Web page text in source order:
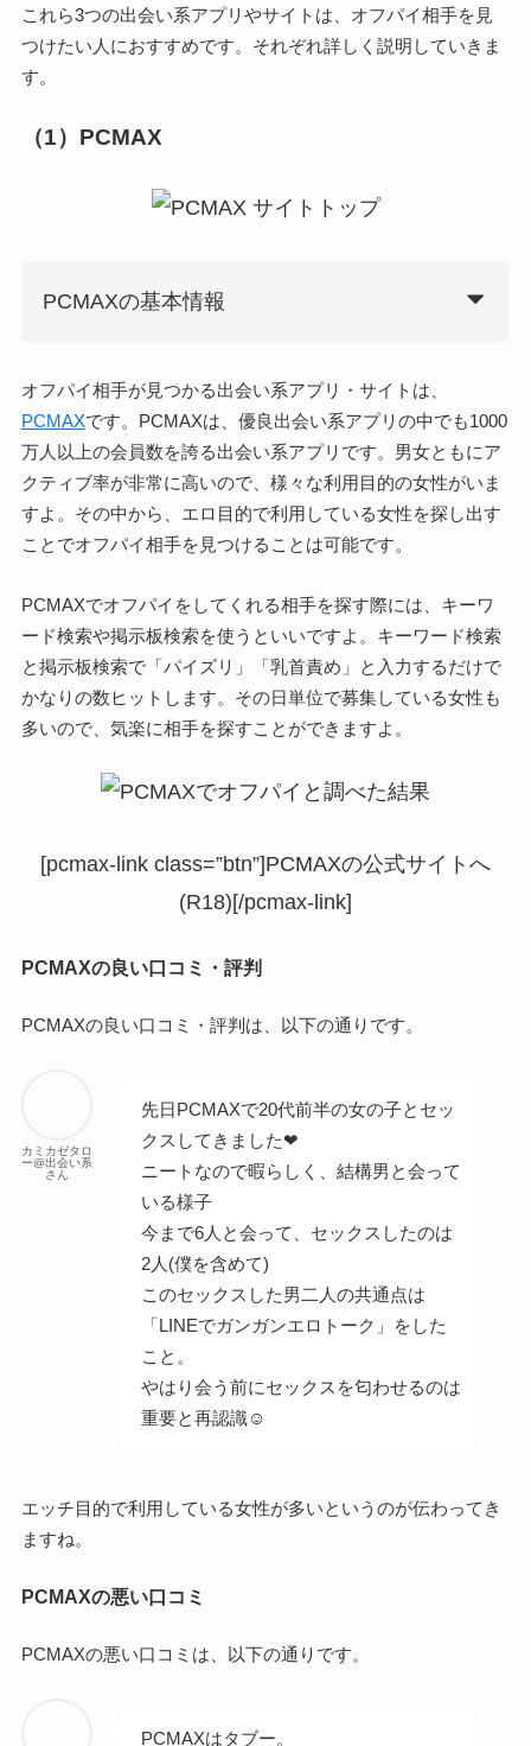
これら3つの出会い系アプリやサイトは、オフパイ相手を見
つけたい人におすすめです。それぞれ詳しく説明していきま
す。
（1）PCMAX
PCMAXの基本情報
オフパイ相手が見つかる出会い系アプリ・サイトは、
PCMAXです。PCMAXは、優良出会い系アプリの中でも1000
万人以上の会員数を誇る出会い系アプリです。男女ともにア
クティブ率が非常に高いので、様々な利用目的の女性がいま
すよ。その中から、エロ目的で利用している女性を探し出す
ことでオフパイ相手を見つけることは可能です。
PCMAXでオフパイをしてくれる相手を探す際には、キーワ
ード検索や掲示板検索を使うといいですよ。キーワード検索
と掲示板検索で「パイズリ」「乳首責め」と入力するだけで
かなりの数ヒットします。その日単位で募集している女性も
多いので、気楽に相手を探すことができますよ。
[pcmax-link class=”btn”]PCMAXの公式サイトへ
(R18)[/pcmax-link]
PCMAXの良い口コミ・評判
PCMAXの良い口コミ・評判は、以下の通りです。
カミカゼタロ
ー@出会い系
さん
先日PCMAXで20代前半の女の子とセッ
クスしてきました❤
ニートなので暇らしく、結構男と会って
いる様子
今まで6人と会って、セックスしたのは
2人(僕を含めて)
このセックスした男二人の共通点は
「LINEでガンガンエロトーク」をした
こと。
やはり会う前にセックスを匂わせるのは
重要と再認識☺
エッチ目的で利用している女性が多いというのが伝わってき
ますね。
PCMAXの悪い口コミ
PCMAXの悪い口コミは、以下の通りです。
PCMAXはタブー。